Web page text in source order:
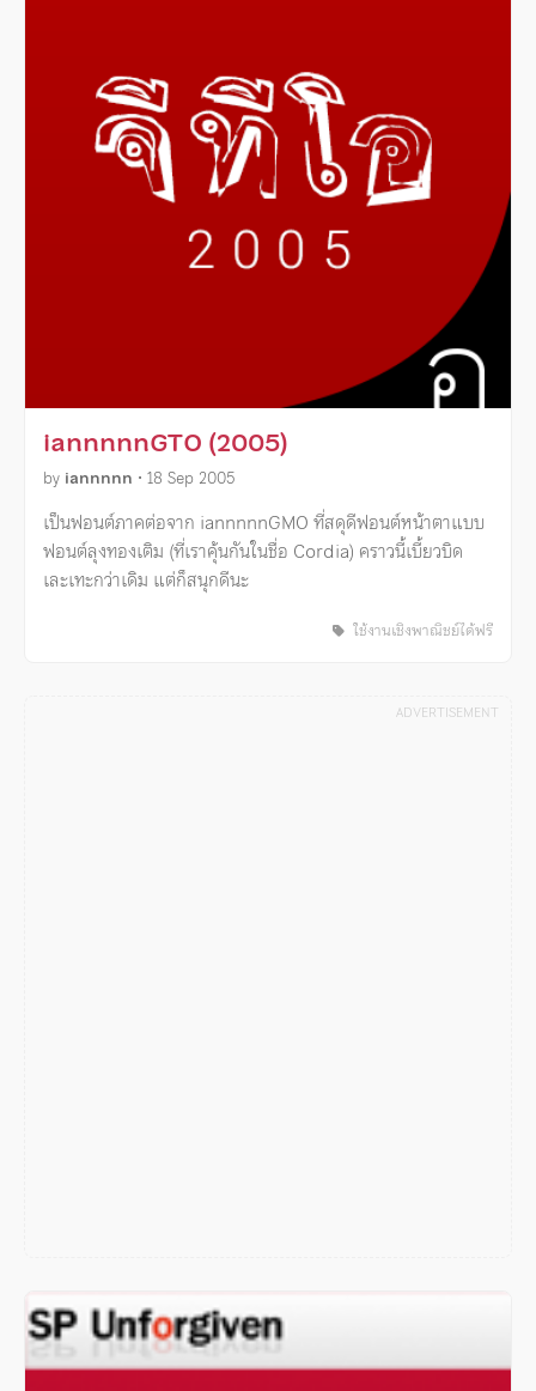
iannnnnGTO (2005)
by iannnnn • 18 Sep 2005
เป็นฟอนต์ภาคต่อจาก iannnnnGMO ที่สดุดีฟอนต์หน้าตาแบบ
ฟอนต์ลุงทองเติม (ที่เราคุ้นกันในชื่อ Cordia) คราวนี้เบี้ยวบิด
เละเทะกว่าเดิม แต่ก็สนุกดีนะ
ใช้งานเชิงพาณิชย์ได้ฟรี